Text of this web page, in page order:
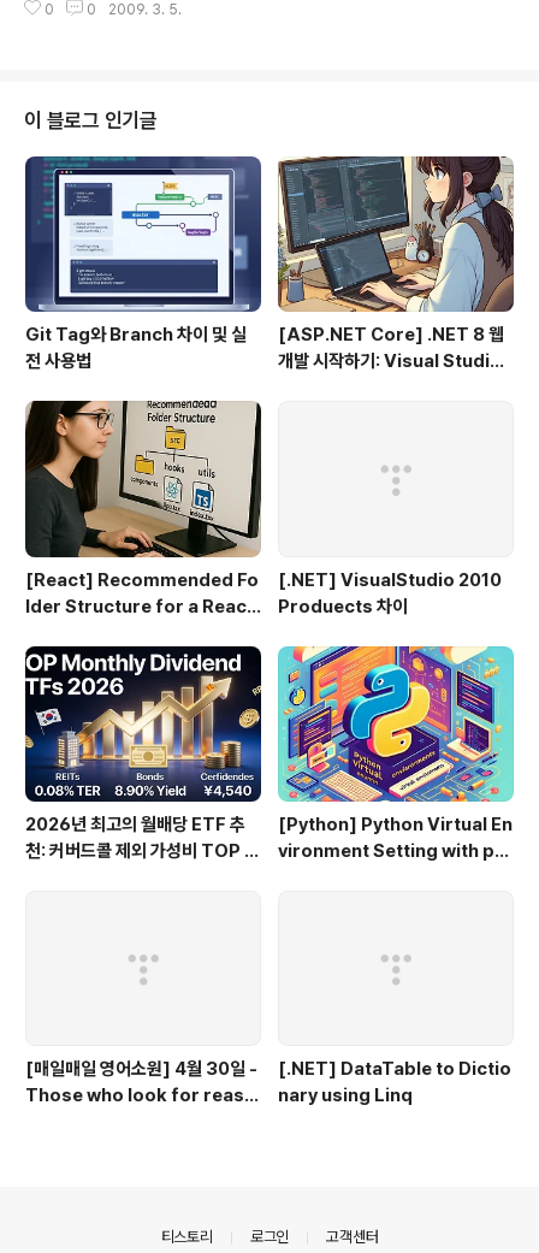
만들어 주신분들 감사합니다. 함께 있어 소중하고 행복한 시간이었습니다. 아래
무때 봤어. 잘 하던데... 하며... VB 개발자구나... 라며... 그러나 저는 별 말이 없
네요... 간단한 말 밖에는... 영어 공부 좀 더 많이 해야겠습니다. ..
0 0 2009. 3. 5.
이 블로그 인기글
Git Tag와 Branch 차이 및 실
전 사용법
[ASP.NET Core] .NET 8 웹
개발 시작하기: Visual Studio
[React] Recommended Fo
lder Structure for a React
[.NET] VisualStudio 2010
Produects 차이
2026년 최고의 월배당 ETF 추
천: 커버드콜 제외 가성비 TOP 3
[Python] Python Virtual En
vironment Setting with py
[매일매일 영어소원] 4월 30일 -
Those who look for reaso
[.NET] DataTable to Dictio
nary using Linq
티스토리 로그인 고객센터